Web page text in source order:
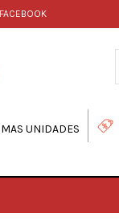
FACEBOOK
UNIDADES